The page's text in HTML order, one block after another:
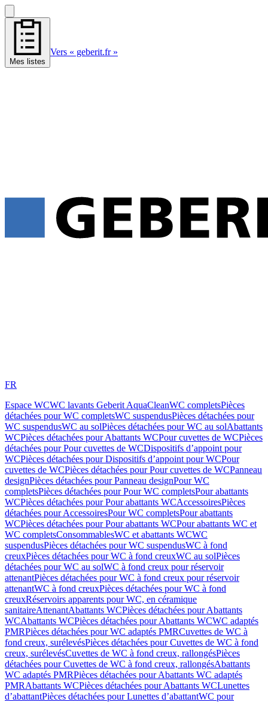
Mes listes
Vers « geberit.fr »
FR
Espace WCWC lavants Geberit AquaCleanWC completsPièces
détachées pour WC completsWC suspendusPièces détachées pour
WC suspendusWC au solPièces détachées pour WC au solAbattants
WCPièces détachées pour Abattants WCPour cuvettes de WCPièces
détachées pour Pour cuvettes de WCDispositifs d’appoint pour
WCPièces détachées pour Dispositifs d’appoint pour WCPour
cuvettes de WCPièces détachées pour Pour cuvettes de WCPanneau
designPièces détachées pour Panneau designPour WC
completsPièces détachées pour Pour WC completsPour abattants
WCPièces détachées pour Pour abattants WCAccessoiresPièces
détachées pour AccessoiresPour WC completsPour abattants
WCPièces détachées pour Pour abattants WCPour abattants WC et
WC completsConsommablesWC et abattants WCWC
suspendusPièces détachées pour WC suspendusWC à fond
creuxPièces détachées pour WC à fond creuxWC au solPièces
détachées pour WC au solWC à fond creux pour réservoir
attenantPièces détachées pour WC à fond creux pour réservoir
attenantWC à fond creuxPièces détachées pour WC à fond
creuxRéservoirs apparents pour WC, en céramique
sanitaireAttenantAbattants WCPièces détachées pour Abattants
WCAbattants WCPièces détachées pour Abattants WCWC adaptés
PMRPièces détachées pour WC adaptés PMRCuvettes de WC à
fond creux, surélevésPièces détachées pour Cuvettes de WC à fond
creux, surélevésCuvettes de WC à fond creux, rallongésPièces
détachées pour Cuvettes de WC à fond creux, rallongésAbattants
WC adaptés PMRPièces détachées pour Abattants WC adaptés
PMRAbattants WCPièces détachées pour Abattants WCLunettes
d’abattantPièces détachées pour Lunettes d’abattantWC pour